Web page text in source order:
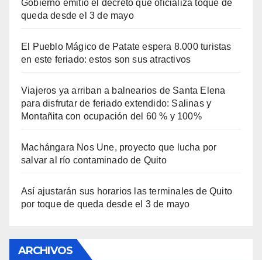
Gobierno emitió el decreto que oficializa toque de
queda desde el 3 de mayo
El Pueblo Mágico de Patate espera 8.000 turistas
en este feriado: estos son sus atractivos
Viajeros ya arriban a balnearios de Santa Elena
para disfrutar de feriado extendido: Salinas y
Montañita con ocupación del 60 % y 100%
Machángara Nos Une, proyecto que lucha por
salvar al río contaminado de Quito
Así ajustarán sus horarios las terminales de Quito
por toque de queda desde el 3 de mayo
ARCHIVOS